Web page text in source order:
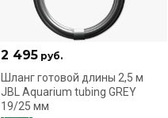
2 495 руб.
Шланг готовой длины 2,5 м
JBL Aquarium tubing GREY
19/25 мм